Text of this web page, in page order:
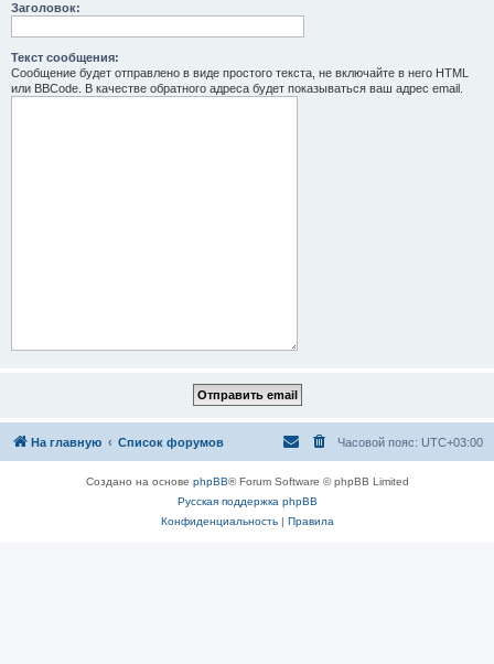
Заголовок:
Текст сообщения:
Сообщение будет отправлено в виде простого текста, не включайте в него HTML
или BBCode. В качестве обратного адреса будет показываться ваш адрес email.
На главную Список форумов Часовой пояс: UTC+03:00
Создано на основе phpBB® Forum Software © phpBB Limited
Русская поддержка phpBB
Конфиденциальность| Правила